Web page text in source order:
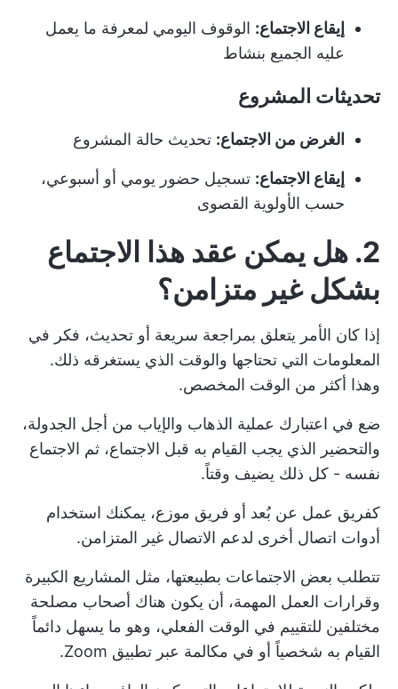
إيقاع الاجتماع: الوقوف اليومي لمعرفة ما يعمل
عليه الجميع بنشاط
تحديثات المشروع
الغرض من الاجتماع: تحديث حالة المشروع
إيقاع الاجتماع: تسجيل حضور يومي أو أسبوعي،
حسب الأولوية القصوى
2. هل يمكن عقد هذا الاجتماع
بشكل غير متزامن؟
إذا كان الأمر يتعلق بمراجعة سريعة أو تحديث، فكر في
المعلومات التي تحتاجها والوقت الذي يستغرقه ذلك.
وهذا أكثر من الوقت المخصص.
ضع في اعتبارك عملية الذهاب والإياب من أجل الجدولة،
والتحضير الذي يجب القيام به قبل الاجتماع، ثم الاجتماع
نفسه - كل ذلك يضيف وقتاً.
كفريق عمل عن بُعد أو فريق موزع، يمكنك استخدام
أدوات اتصال أخرى لدعم الاتصال غير المتزامن.
تتطلب بعض الاجتماعات بطبيعتها، مثل المشاريع الكبيرة
وقرارات العمل المهمة، أن يكون هناك أصحاب مصلحة
مختلفين للتقييم في الوقت الفعلي، وهو ما يسهل دائماً
القيام به شخصياً أو في مكالمة عبر تطبيق Zoom.